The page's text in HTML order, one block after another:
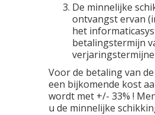
De minnelijke
ontvangst ervan
het
betalingstermijn
Voor de betaling van
een bijkomende kost
wordt met +/- 33% !
u de minnelijke